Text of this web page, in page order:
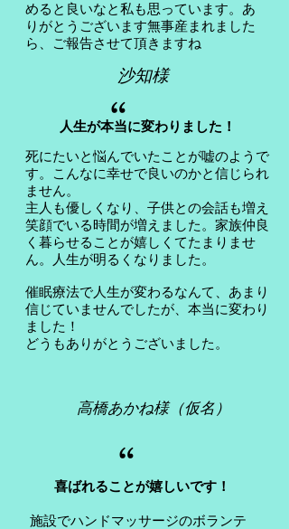
めると良いなと私も思っています。あ
りがとうございます無事産まれました
ら、ご報告させて頂きますね
沙知様
人生が本当に変わりました！
“
死にたいと悩んでいたことが嘘のようで
す。こんなに幸せで良いのかと信じられ
ません。
主人も優しくなり、子供との会話も増え
笑顔でいる時間が増えました。家族仲良
く暮らせることが嬉しくてたまりませ
ん。人生が明るくなりました。
​催眠療法で人生が変わるなんて、あまり
信じていませんでしたが、本当に変わり
ました！
どうもありがとうございました。
高橋あかね様（仮名）
“
喜ばれることが嬉しいです！
施設でハンドマッサージのボランテ